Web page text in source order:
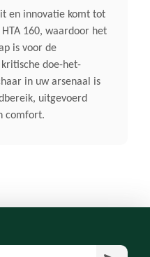
en innovatie komt tot
160, waardoor het
is voor de
doe-het-
in uw arsenaal is
uitgevoerd
comfort.